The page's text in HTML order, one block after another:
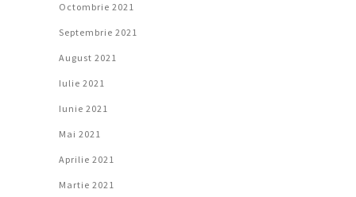
Octombrie 2021
Septembrie 2021
August 2021
Iulie 2021
Iunie 2021
Mai 2021
Aprilie 2021
Martie 2021